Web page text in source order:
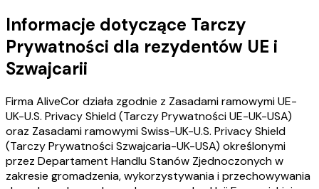
Informacje dotyczące Tarczy
Prywatności dla rezydentów UE i
Szwajcarii
Firma AliveCor działa zgodnie z Zasadami ramowymi UE-
UK-U.S. Privacy Shield (Tarczy Prywatności UE-UK-USA)
oraz Zasadami ramowymi Swiss-UK-U.S. Privacy Shield
(Tarczy Prywatności Szwajcaria-UK-USA) określonymi
przez Departament Handlu Stanów Zjednoczonych w
zakresie gromadzenia, wykorzystywania i przechowywania